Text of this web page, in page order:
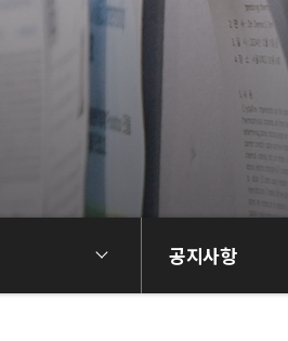
공지사항